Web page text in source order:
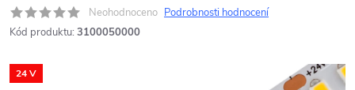
Neohodnoceno Podrobnosti hodnocení
Kód produktu: 3100050000
24 V